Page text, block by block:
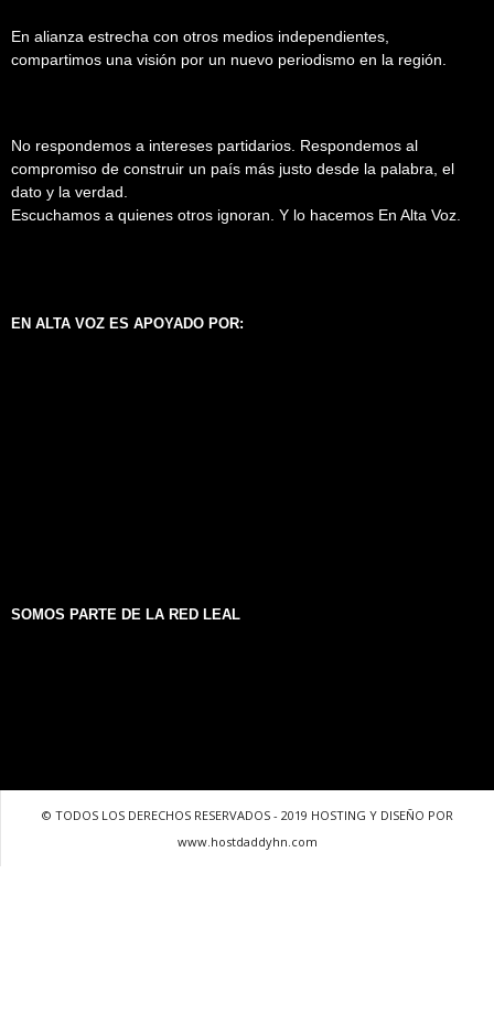
En alianza estrecha con otros medios independientes,
compartimos una visión por un nuevo periodismo en la región.
No respondemos a intereses partidarios. Respondemos al
compromiso de construir un país más justo desde la palabra, el
dato y la verdad.
Escuchamos a quienes otros ignoran. Y lo hacemos En Alta Voz.
EN ALTA VOZ ES APOYADO POR:
SOMOS PARTE DE LA RED LEAL
© TODOS LOS DERECHOS RESERVADOS - 2019 HOSTING Y DISEÑO POR
www.hostdaddyhn.com